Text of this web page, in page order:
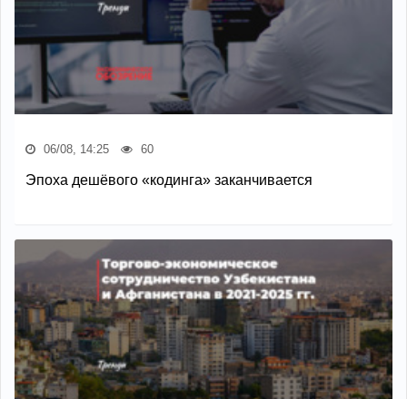
06/08, 14:25 60
Эпоха дешёвого «кодинга» заканчивается